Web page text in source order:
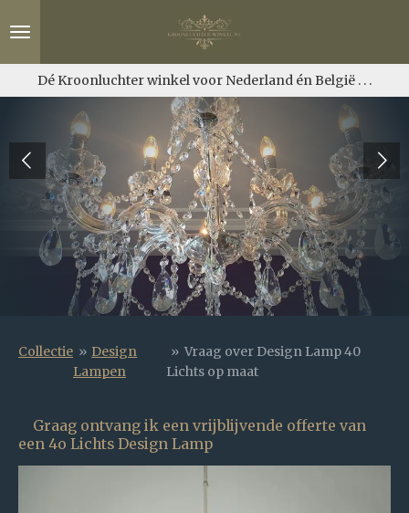
direct
hoofdinhoud
Dé Kroonluchter winkel voor Nederland én België . . .
Collectie » Design
Lampen
» Vraag over Design Lamp 40
Lichts op maat
Graag ontvang ik een vrijblijvende offerte van
een 4o Lichts Design Lamp